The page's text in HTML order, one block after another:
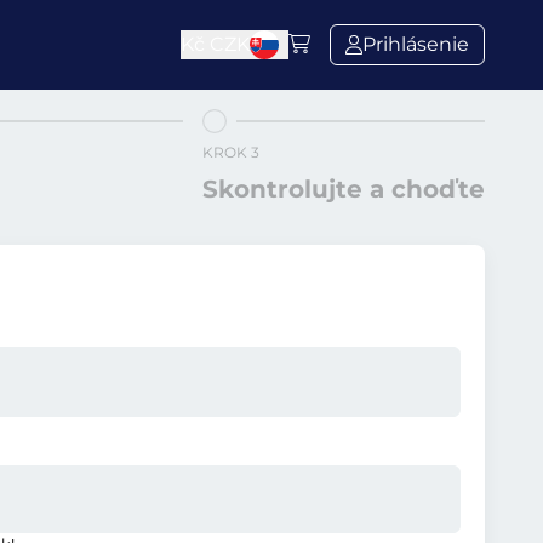
Prihlásenie
KROK 3
Skontrolujte a choďte